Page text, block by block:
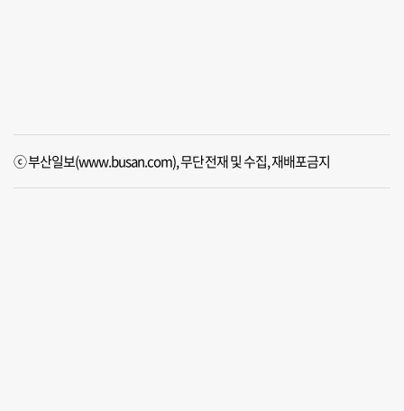
ⓒ 부산일보(www.busan.com), 무단전재 및 수집, 재배포금지